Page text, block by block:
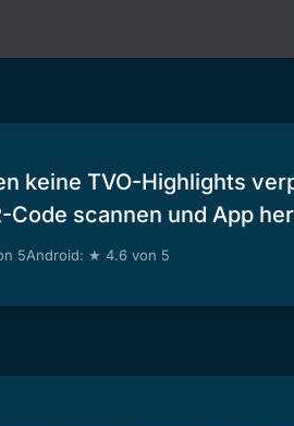
keine TVO-Highlights
Code scannen und App
5Android: ★ 4.6 von 5